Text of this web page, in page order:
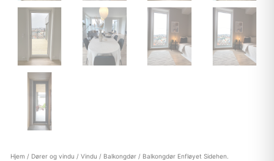
Hjem / Dører og vindu / Vindu / Balkongdør/ Balkongdør Enfløyet Sidehen.